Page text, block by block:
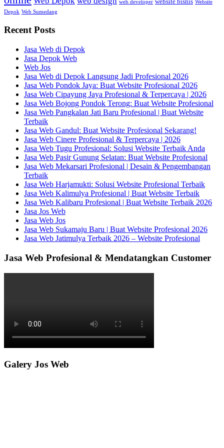
web developer
Website
Depok Web Sumedang
Recent Posts
Jasa Web di Depok
Jasa Depok Web
Web Jos
Jasa Web di Depok Langsung Jadi Profesional 2026
Jasa Web Pondok Jaya: Buat Website Profesional 2026
Jasa Web Cipayung Jaya Profesional & Terpercaya | 2026
Jasa Web Bojong Pondok Terong: Buat Website Profesional
Jasa Web Pangkalan Jati Baru Profesional | Buat Website
Terbaik
Jasa Web Gandul: Buat Website Profesional Sekarang!
Jasa Web Cinere Profesional & Terpercaya | 2026
Jasa Web Tugu Profesional: Solusi Website Terbaik Anda
Jasa Web Pasir Gunung Selatan: Buat Website Profesional
Jasa Web Mekarsari Profesional | Desain & Pengembangan
Terbaik
Jasa Web Harjamukti: Solusi Website Profesional Terbaik
Jasa Web Kalimulya Profesional | Buat Website Terbaik
Jasa Web Kalibaru Profesional | Buat Website Terbaik 2026
Jasa Jos Web
Jasa Web Jos
Jasa Web Sukamaju Baru | Buat Website Profesional 2026
Jasa Web Jatimulya Terbaik 2026 – Website Profesional
Jasa Web Profesional & Mendatangkan Customer
Galery Jos Web